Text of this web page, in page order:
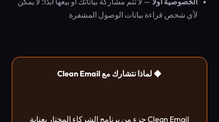
لأي شخص قراءة بيانات الوصول المشفرة
◆ لماذا نتشارك مع Clean Email
Clean Email جزء من برنامج الشركاء المختار بعناية